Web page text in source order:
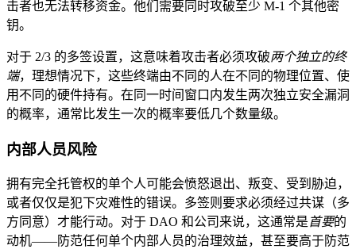
击者也无法转移资金。他们需要同时攻破至少 M-1 个其他密
钥。
对于 2/3 的多签设置，这意味着攻击者必须攻破两个独立的终
端，理想情况下，这些终端由不同的人在不同的物理位置、使
用不同的硬件持有。在同一时间窗口内发生两次独立安全漏洞
的概率，通常比发生一次的概率要低几个数量级。
内部人员风险
拥有完全托管权的单个人可能会愤怒退出、叛变、受到胁迫，
或者仅仅是犯下灾难性的错误。多签则要求必须经过共谋（多
方同意）才能行动。对于 DAO 和公司来说，这通常是首要的
动机——防范任何单个内部人员的治理效益，甚至要高于防范